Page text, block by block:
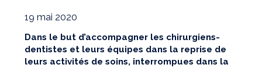
19 mai 2020
Dans le but d’accompagner les chirurgiens-
dentistes et leurs équipes dans la reprise de
leurs activités de soins, interrompues dans la